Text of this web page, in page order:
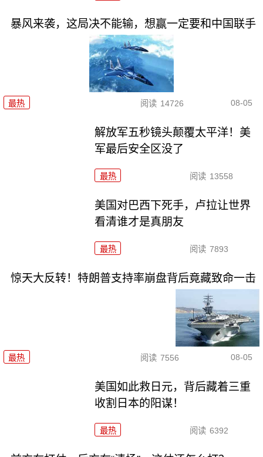
暴风来袭，这局决不能输，想赢一定要和中国联手
最热 阅读 14726 08-05
解放军五秒镜头颠覆太平洋！美
军最后安全区没了
最热 阅读 13558
美国对巴西下死手，卢拉让世界
看清谁才是真朋友
最热 阅读 7893
惊天大反转！特朗普支持率崩盘背后竟藏致命一击
最热 阅读 7556 08-05
美国如此救日元，背后藏着三重
收割日本的阳谋！
最热 阅读 6392